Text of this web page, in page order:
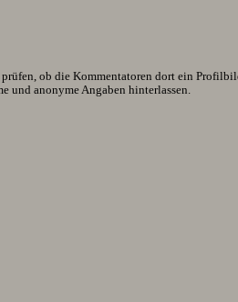
ob die Kommentatoren dort ein
und anonyme Angaben hinterlassen.